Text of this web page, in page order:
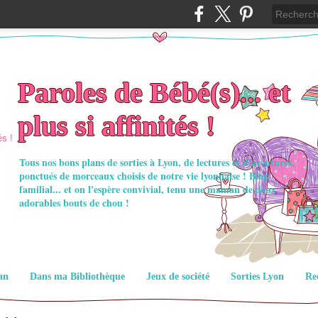
Paroles de Bébé(s)... et
plus si affinités !
Tous nos bons plans de sorties à Lyon, de lectures et d'aventures,
ponctués de morceaux choisis de notre vie lyonnaise ! Blog
familial... et on l'espère convivial, tenu une maman de deux
adorables bouts de chou !
Dans ma Bibliothèque Jeux de société Sorties Lyon